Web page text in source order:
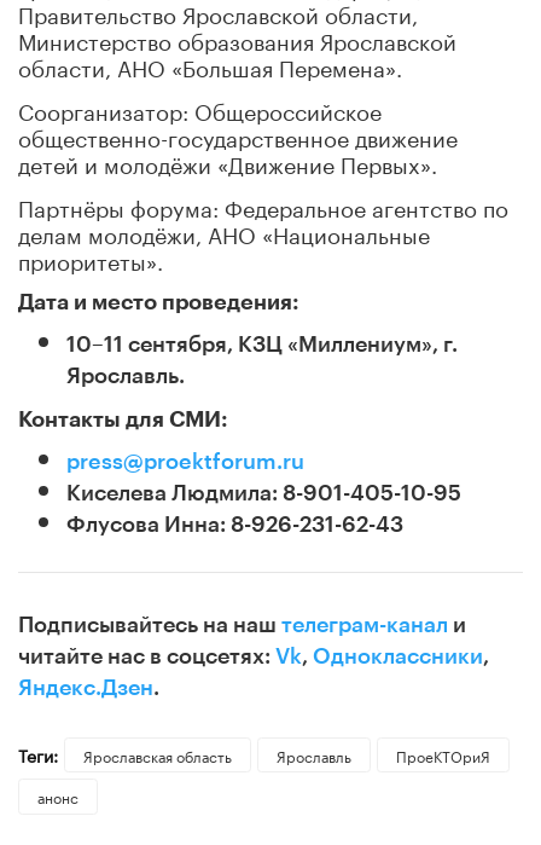
Правительство Ярославской области,
Министерство образования Ярославской
области, АНО «Большая Перемена».
Соорганизатор: Общероссийское
общественно-государственное движение
детей и молодёжи «Движение Первых».
Партнёры форума: Федеральное агентство по
делам молодёжи, АНО «Национальные
приоритеты».
Дата и место проведения:
10–11 сентября, КЗЦ «Миллениум», г.
Ярославль.
Контакты для СМИ:
press@proektforum.ru
Киселева Людмила: 8-901-405-10-95
Флусова Инна: 8-926-231-62-43
Подписывайтесь на наш телеграм-канал и
читайте нас в соцсетях: Vk, Одноклассники,
Яндекс.Дзен.
Теги: Ярославская область Ярославль
ПроеКТОриЯ
анонс